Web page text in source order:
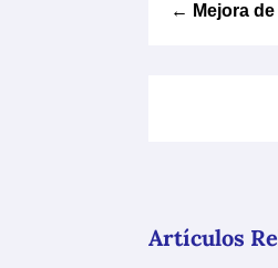
← Mejora
Artículos